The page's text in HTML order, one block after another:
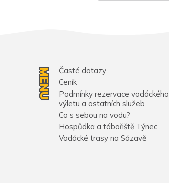
MENU
Časté dotazy
Ceník
Podmínky rezervace vodáckého
výletu a ostatních služeb
Co s sebou na vodu?
Hospůdka a tábořiště Týnec
Vodácké trasy na Sázavě